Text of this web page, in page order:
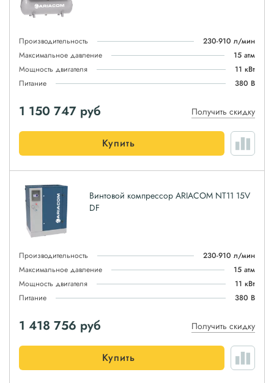
Производительность
230-910 л/мин
Максимальное давление
15 атм
Мощность двигателя
11 кВт
Питание
380 В
1 150 747 руб Получить скидку
Купить
Винтовой компрессор ARIACOM NT11 15V
DF
Производительность
230-910 л/мин
Максимальное давление
15 атм
Мощность двигателя
11 кВт
Питание
380 В
1 418 756 руб Получить скидку
Купить